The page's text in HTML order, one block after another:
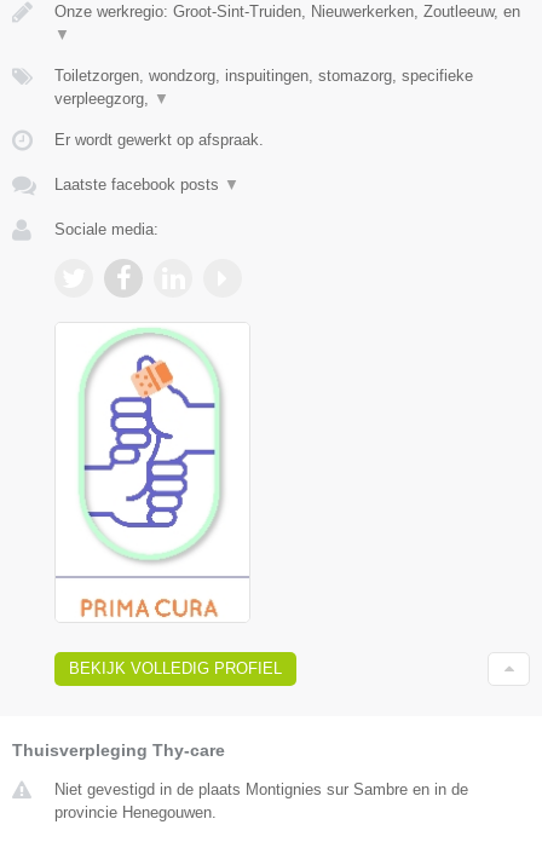
Onze werkregio: Groot-Sint-Truiden, Nieuwerkerken, Zoutleeuw, en
▼
Toiletzorgen, wondzorg, inspuitingen, stomazorg, specifieke
verpleegzorg,
▼
Er wordt gewerkt op afspraak.
Laatste facebook posts ▼
Sociale media:
BEKIJK VOLLEDIG PROFIEL
Thuisverpleging Thy-care
Niet gevestigd in de plaats Montignies sur Sambre en in de
provincie Henegouwen.